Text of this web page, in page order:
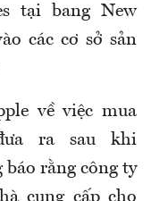
tại bang New
các cơ sở sản
về việc mua
ra sau khi
rằng công ty
cung cấp cho